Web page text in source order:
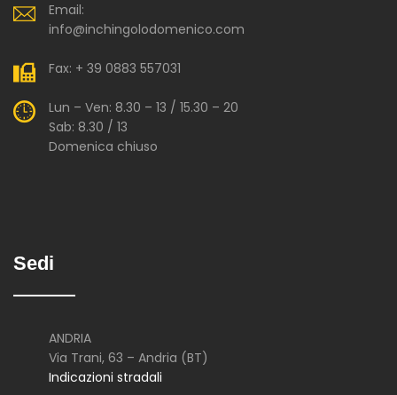
Email:
info@inchingolodomenico.com
Fax: + 39 0883 557031
Lun – Ven: 8.30 – 13 / 15.30 – 20
Sab: 8.30 / 13
Domenica chiuso
Sedi
ANDRIA
Via Trani, 63 – Andria (BT)
Indicazioni stradali